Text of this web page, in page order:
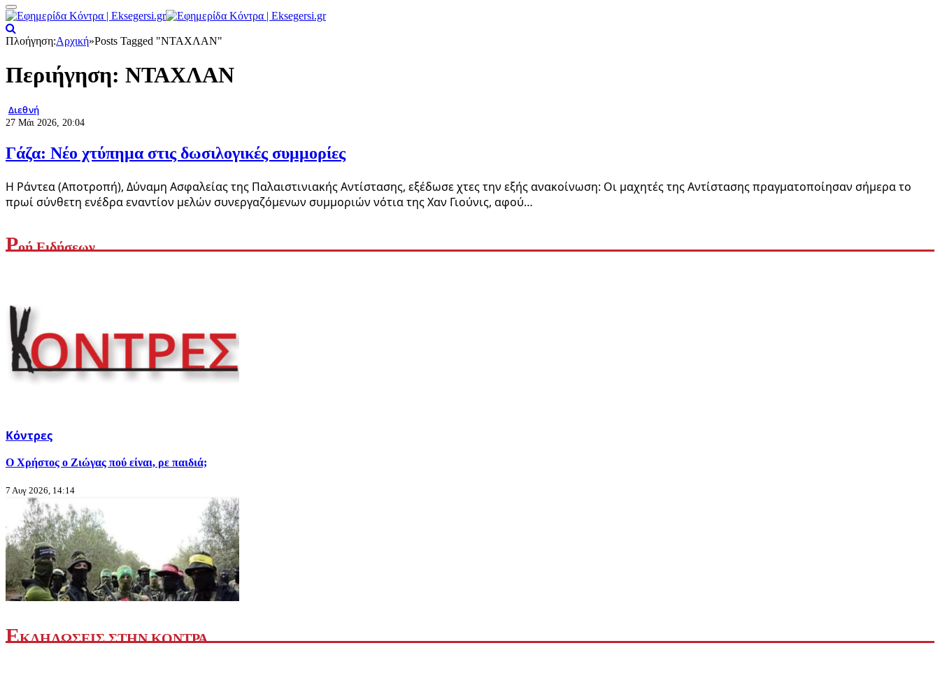
Πλοήγηση:Αρχική»Posts Tagged "ΝΤΑΧΛΑΝ"
Περιήγηση: ΝΤΑΧΛΑΝ
Διεθνή
27 Μάι 2026, 20:04
Γάζα: Νέο χτύπημα στις δωσιλογικές συμμορίες
Η Ράντεα (Αποτροπή), Δύναμη Ασφαλείας της Παλαιστινιακής Αντίστασης, εξέδωσε χτες την εξής ανακοίνωση: Οι μαχητές της Αντίστασης πραγματοποίησαν σήμερα το
πρωί σύνθετη ενέδρα εναντίον μελών συνεργαζόμενων συμμοριών νότια της Χαν Γιούνις, αφού…
Ροή Ειδήσεων
Κόντρες
Ο Χρήστος ο Ζιώγας πού είναι, ρε παιδιά;
7 Αυγ 2026, 14:14
ΕΚΔΗΛΩΣΕΙΣ ΣΤΗΝ ΚΟΝΤΡΑ